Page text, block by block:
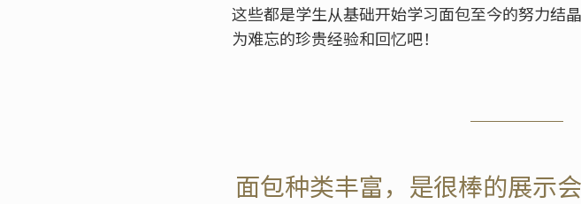
这些都是学生从基础开始学习面包至今的努力结
为难忘的珍贵经验和回忆吧！
面包种类丰富，是很棒的展示